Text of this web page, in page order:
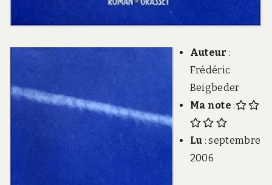
Auteur :
Frédéric
Beigbeder
Ma note :
Lu : septembre
2006